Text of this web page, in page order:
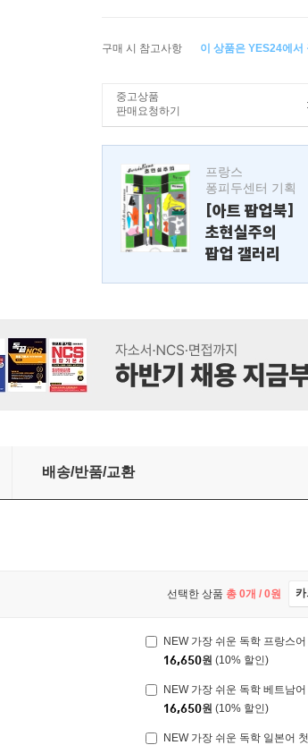
구매 시 참고사항 이 상품은 YES24에서
중고상품
판매요청하기
프랑스
퐁피두센터 기획
[아트 팝업북]
초현실주의
팝업 갤러리
배송/반품/교환
선택한 상품 총 0개 / 0원 카
NEW 가장 쉬운 독학 프랑스
16,650원 (10% 할인)
NEW 가장 쉬운 독학 베트남
16,650원 (10% 할인)
NEW 가장 쉬운 독학 일본어